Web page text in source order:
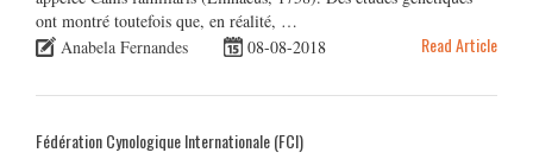
ont montré toutefois que, en réalité, …
Anabela Fernandes
08-08-2018 Read Article
Fédération Cynologique Internationale (FCI)